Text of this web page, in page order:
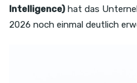
Intelligence) hat das
2026 noch einmal deutlich